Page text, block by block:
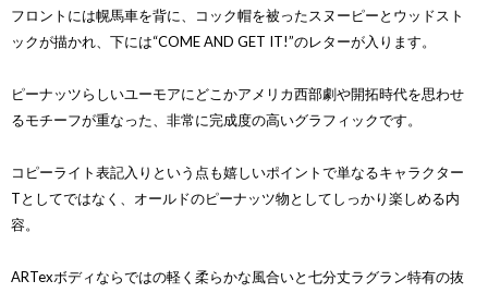
フロントには幌馬車を背に、コック帽を被ったスヌーピーとウッドスト
ックが描かれ、下には“COME AND GET IT!”のレターが入ります。
ピーナッツらしいユーモアにどこかアメリカ西部劇や開拓時代を思わせ
るモチーフが重なった、非常に完成度の高いグラフィックです。
コピーライト表記入りという点も嬉しいポイントで単なるキャラクター
Tとしてではなく、オールドのピーナッツ物としてしっかり楽しめる内
容。
ARTexボディならではの軽く柔らかな風合いと七分丈ラグラン特有の抜